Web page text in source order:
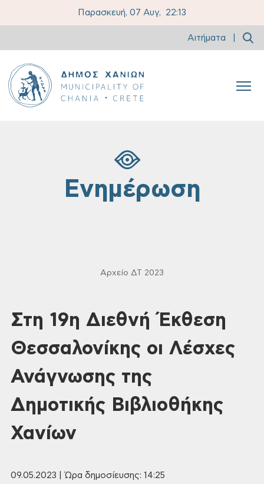
Παρασκευή, 07 Αυγ, 22:13
Αιτήματα
Ενημέρωση
Αρχείο ΔΤ 2023
Στη 19η Διεθνή Έκθεση
Θεσσαλονίκης οι Λέσχες
Ανάγνωσης της
Δημοτικής Βιβλιοθήκης
Χανίων
09.05.2023 | Ώρα δημοσίευσης: 14:25